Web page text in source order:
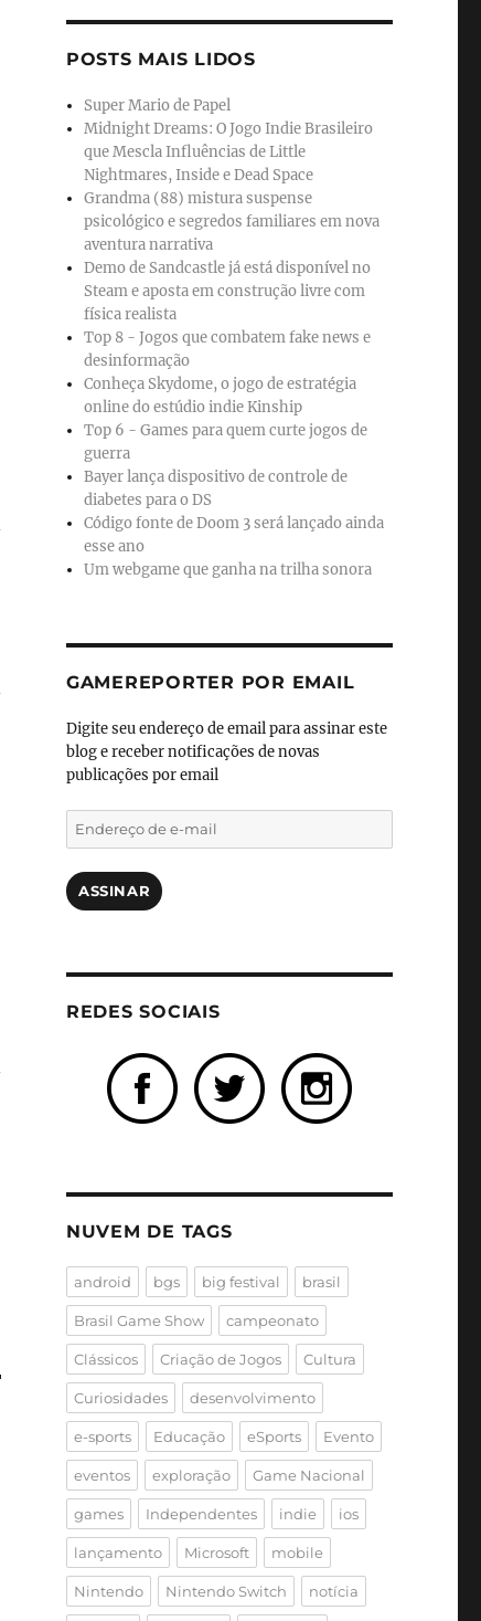
POSTS MAIS LIDOS
Super Mario de Papel
Midnight Dreams: O Jogo Indie Brasileiro
que Mescla Influências de Little
Nightmares, Inside e Dead Space
Grandma (88) mistura suspense
psicológico e segredos familiares em nova
aventura narrativa
Demo de Sandcastle já está disponível no
Steam e aposta em construção livre com
física realista
Top 8 - Jogos que combatem fake news e
desinformação
Conheça Skydome, o jogo de estratégia
online do estúdio indie Kinship
Top 6 - Games para quem curte jogos de
guerra
Bayer lança dispositivo de controle de
diabetes para o DS
Código fonte de Doom 3 será lançado ainda
esse ano
Um webgame que ganha na trilha sonora
GAMEREPORTER POR EMAIL
Digite seu endereço de email para assinar este
blog e receber notificações de novas
publicações por email
Endereço
de
e-
mail
ASSINAR
REDES SOCIAIS
NUVEM DE TAGS
android bgs big festival brasil
Brasil Game Show campeonato
Clássicos Criação de Jogos Cultura
Curiosidades desenvolvimento
e-sports Educação eSports Evento
eventos exploração Game Nacional
games Independentes indie ios
lançamento Microsoft mobile
Nintendo Nintendo Switch notícia